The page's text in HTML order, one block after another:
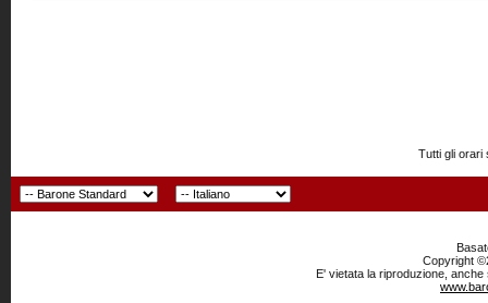
Tutti gli orari
Copyright
E' vietata la riproduzione,